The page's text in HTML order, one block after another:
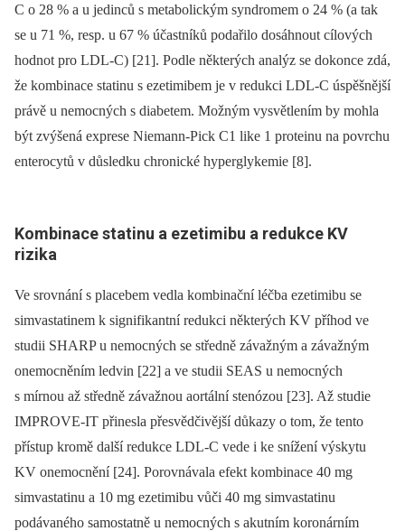
C o 28 % a u jedinců s metabolickým syndromem o 24 % (a tak
se u 71 %, resp. u 67 % účastníků podařilo dosáhnout cílových
hodnot pro LDL-C) [21]. Podle některých analýz se dokonce zdá,
že kombinace statinu s ezetimibem je v redukci LDL-C úspěšnější
právě u nemocných s diabetem. Možným vysvětlením by mohla
být zvýšená exprese Niemann-Pick C1 like 1 proteinu na povrchu
enterocytů v důsledku chronické hyperglykemie [8].
Kombinace statinu a ezetimibu a redukce KV
rizika
Ve srovnání s placebem vedla kombinační léčba ezetimibu se
simvastatinem k signifikantní redukci některých KV příhod ve
studii SHARP u nemocných se středně závažným a závažným
onemocněním ledvin [22] a ve studii SEAS u nemocných
s mírnou až středně závažnou aortální stenózou [23]. Až studie
IMPROVE-IT přinesla přesvědčivější důkazy o tom, že tento
přístup kromě další redukce LDL-C vede i ke snížení výskytu
KV onemocnění [24]. Porovnávala efekt kombinace 40 mg
simvastatinu a 10 mg ezetimibu vůči 40 mg simvastatinu
podávaného samostatně u nemocných s akutním koronárním